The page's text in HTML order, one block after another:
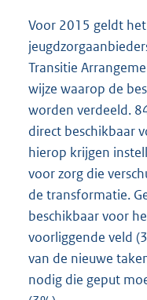
Voor 2015 geldt
Transitie
wijze waarop de
worden verdeeld.
direct beschikbaar
hierop krijgen
voor zorg die
de transformatie.
beschikbaar voor
voorliggende veld
van de nieuwe
nodig die geput